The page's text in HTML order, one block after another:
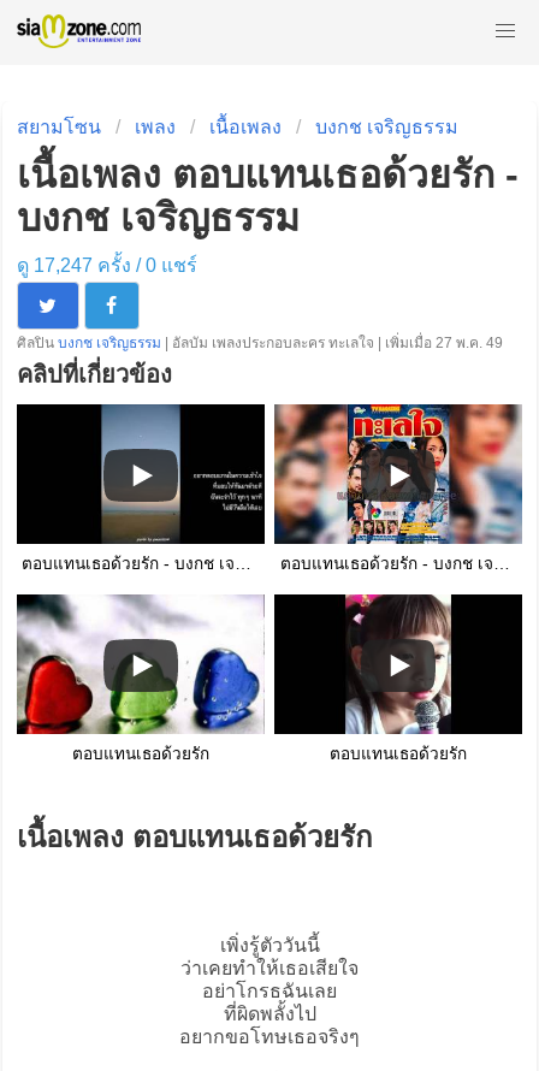
สยามโซน เพลง เนื้อเพลง บงกช เจริญธรรม
เนื้อเพลง ตอบแทนเธอด้วยรัก -
บงกช เจริญธรรม
ดู 17,247 ครั้ง /0แชร์
ศิลปิน บงกช เจริญธรรม | อัลบัม เพลงประกอบละคร ทะเลใจ | เพิ่มเมื่อ 27 พ.ค. 49
คลิปที่เกี่ยวข้อง
ตอบแทนเธอด้วยรัก - บงกช เจริญธรรม ตอบแทนเธอด้วยรัก - บงกช เจริญธรรม (ละคร ทะเลใจ 2549)
ตอบแทนเธอด้วยรัก ตอบแทนเธอด้วยรัก
เนื้อเพลง ตอบแทนเธอด้วยรัก
เพิ่งรู้ตัววันนี้
ว่าเคยทำให้เธอเสียใจ
อย่าโกรธฉันเลย
ที่ผิดพลั้งไป
อยากขอโทษเธอจริงๆ